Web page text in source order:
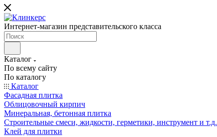
Интернет-магазин представительского класса
Каталог
По всему сайту
По каталогу
Каталог
Фасадная плитка
Облицовочный кирпич
Минеральная, бетонная плитка
Строительные смеси, жидкости, герметики, инструмент и т.д.
Клей для плитки